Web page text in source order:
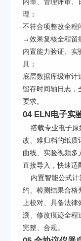
理；
不符合项整改全
→效果复核全程留
内置能力验证、实
具；
底层数据库级审
留存时间轴日志，
要求。
04 ELN电子实
搭载专业电子原
改、难归档的纸质
曲线、实验视频多
直接导入，快速适
内置智能公式计
约、检测结果合格
上校对、具备法
溯、修改痕迹全程
完整、合规。